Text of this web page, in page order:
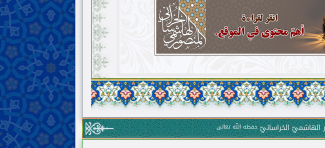
الهاشميّ الخراسانيّحفظه اللّه تعالى